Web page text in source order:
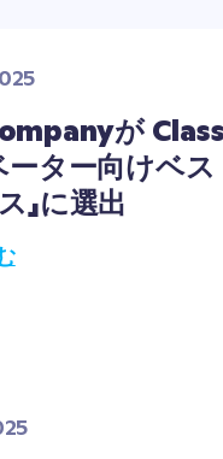
が
ーター向けベ
」に選出